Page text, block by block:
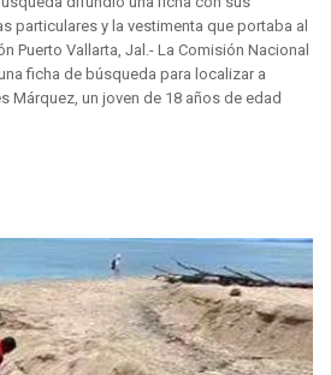
Seis Vehículos Con Reporte De Robo Durante
Escuelas Para El Ciclo 2026-2027 En Jalisco;
Cae En Puerto Vallarta Durante El 2026;
Su Oficina Móvil A Talpa De Allende Para
Civil De La Costa Inicia Su Construcción En Puerto
Sedes De Las Jornadas De Adopción De Perros
Fatal En La Autopista Guadalajara–Tepic Deja
Fortalece La Transformación Desde Las
Vivos Los Tres Estudiantes Desaparecidos De
particulares y la vestimenta que portaba al
Puerto Vallarta, Jal.- La Comisión Nacional
ficha de búsqueda para localizar a
Márquez, un joven de 18 años de edad